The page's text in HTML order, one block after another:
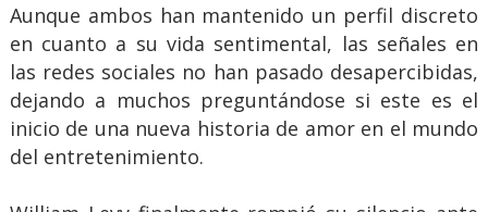
Aunque ambos han mantenido un perfil discreto
en cuanto a su vida sentimental, las señales en
las redes sociales no han pasado desapercibidas,
dejando a muchos preguntándose si este es el
inicio de una nueva historia de amor en el mundo
del entretenimiento.